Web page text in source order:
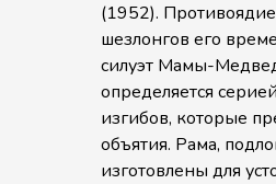
(1952).
шезлонгов его
силуэт Мамы-
определяется
изгибов, которые
объятия. Рама,
изготовлены для